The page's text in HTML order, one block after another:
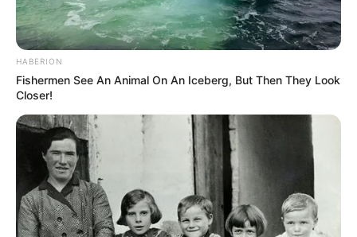
HABERION
Fishermen See An Animal On An Iceberg, But Then They Look
Closer!